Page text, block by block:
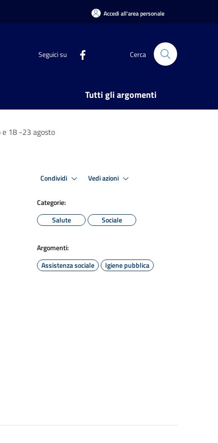
Accedi all'area personale
Seguici su Cerca
Tutti gli argomenti
18 -23 agosto
Condividi Vedi azioni
Categorie:
Salute
Sociale
Argomenti:
Assistenza sociale
Igiene pubblica